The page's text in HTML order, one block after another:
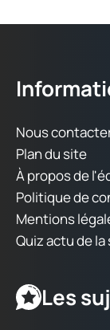
Nous
Plan du site
À propos de
Politique de
Mentions
Quiz actu de la
Les